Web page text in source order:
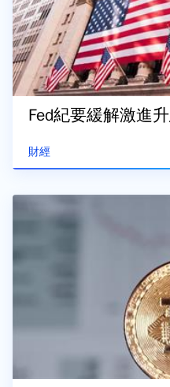
財經
Fed紀要緩解激進